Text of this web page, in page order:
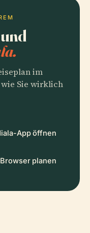
im
Sie wirklich
App öffnen
planen